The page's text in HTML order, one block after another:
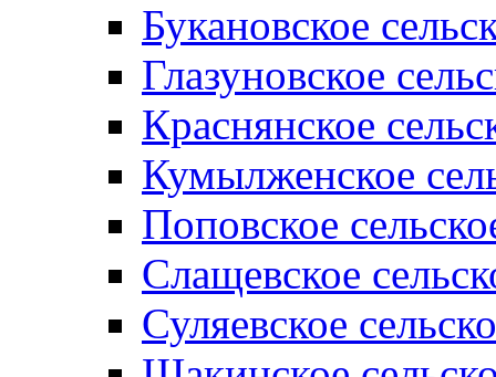
Букановское
Глазуновское
Краснянское
Кумылженское
Поповское
Слащевское
Суляевское